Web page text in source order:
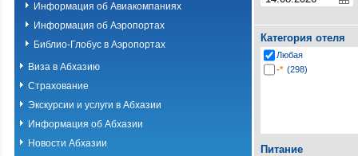
Информация об Авиакомпаниях
Информация об Аэропортах
Библио-Глобус в Аэропортах
Виза в Абхазию
Страхование
Экскурсии и услуги в Абхазии
Информация об Абхазии
Новости Абхазии
Категория отеля
Любая
-* (298)
Питание